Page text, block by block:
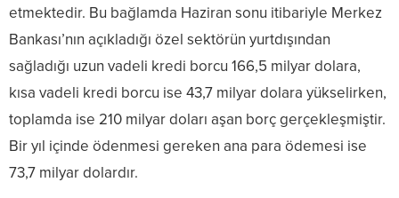
etmektedir. Bu bağlamda Haziran sonu itibariyle Merkez
Bankası’nın açıkladığı özel sektörün yurtdışından
sağladığı uzun vadeli kredi borcu 166,5 milyar dolara,
kısa vadeli kredi borcu ise 43,7 milyar dolara yükselirken,
toplamda ise 210 milyar doları aşan borç gerçekleşmiştir.
Bir yıl içinde ödenmesi gereken ana para ödemesi ise
73,7 milyar dolardır.